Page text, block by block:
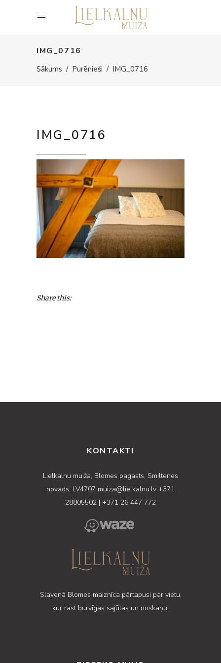
IMG_0716
Sākums / Purēnieši / IMG_0716
IMG_0716
Share this:
KONTAKTI
Lielkalnu muiža, Blomes pagasts, Smiltenes
novads, LV4707 muiza@lielkalnu.lv +371
28805502 | +371 26 447 772
Slavenā Blomes maiznīca pārtapusi par vietu,
kur rast burvīgas sajūtas un noskaņu.